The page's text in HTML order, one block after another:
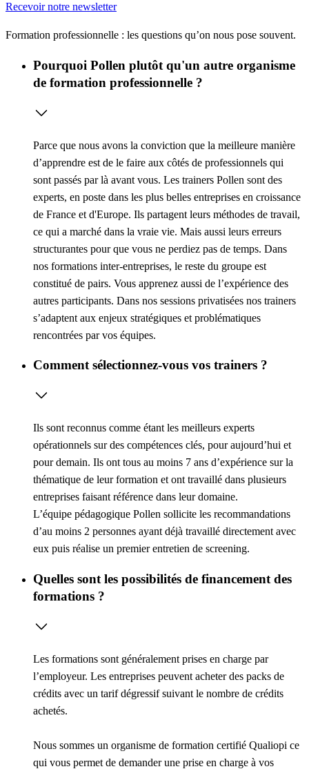
Recevoir notre newsletter
Formation professionnelle : les questions qu’on nous pose souvent.
Pourquoi Pollen plutôt qu'un autre organisme
de formation professionnelle ?
Parce que nous avons la conviction que la meilleure manière
d’apprendre est de le faire aux côtés de professionnels qui
sont passés par là avant vous. Les trainers Pollen sont des
experts, en poste dans les plus belles entreprises en croissance
de France et d'Europe. Ils partagent leurs méthodes de travail,
ce qui a marché dans la vraie vie. Mais aussi leurs erreurs
structurantes pour que vous ne perdiez pas de temps. Dans
nos formations inter-entreprises, le reste du groupe est
constitué de pairs. Vous apprenez aussi de l’expérience des
autres participants. Dans nos sessions privatisées nos trainers
s’adaptent aux enjeux stratégiques et problématiques
rencontrées par vos équipes.
Comment sélectionnez-vous vos trainers ?
Ils sont reconnus comme étant les meilleurs experts
opérationnels sur des compétences clés, pour aujourd’hui et
pour demain. Ils ont tous au moins 7 ans d’expérience sur la
thématique de leur formation et ont travaillé dans plusieurs
entreprises faisant référence dans leur domaine.
L’équipe pédagogique Pollen sollicite les recommandations
d’au moins 2 personnes ayant déjà travaillé directement avec
eux puis réalise un premier entretien de screening.
Quelles sont les possibilités de financement des
formations ?
Les formations sont généralement prises en charge par
l’employeur. Les entreprises peuvent acheter des packs de
crédits avec un tarif dégressif suivant le nombre de crédits
achetés.
Nous sommes un organisme de formation certifié Qualiopi ce
qui vous permet de demander une prise en charge à vos